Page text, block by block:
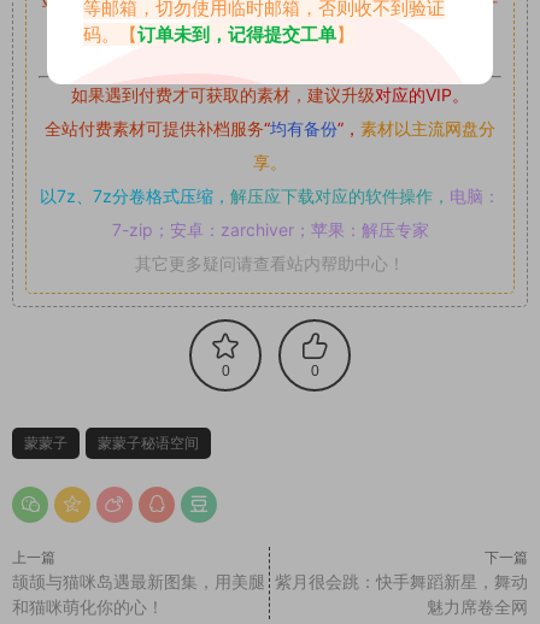
可,禁止用于任何商业途径！请在下载24小时内删除！
如果遇到付费才可获取的素材，建议升级对应的VIP。
全站付费素材可提供补档服务“均有备份”， 素材以主流网盘分
享。
以7z、7z分卷格式压缩， 解压应下载对应的软件操作， 电脑：
7-zip；安卓：zarchiver；苹果：解压专家
其它更多疑问请查看站内帮助中心！
0 0
蒙蒙子 蒙蒙子秘语空间
上一篇
颉颉与猫咪岛遇最新图集，用美腿
和猫咪萌化你的心！
下一篇
紫月很会跳：快手舞蹈新星，舞动
魅力席卷全网
等邮箱，切勿使用临时邮箱，否则收不到验证
码。【订单未到，记得提交工单】